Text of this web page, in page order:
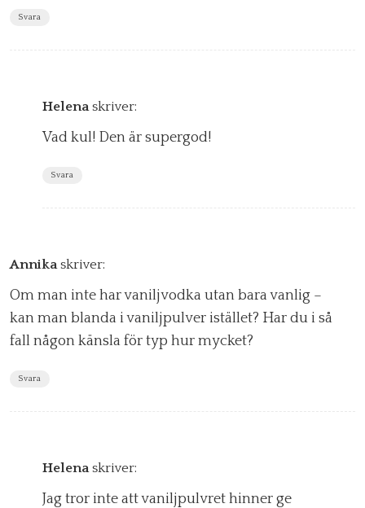
Svara
Helena skriver:
Vad kul! Den är supergod!
Svara
Annika skriver:
Om man inte har vaniljvodka utan bara vanlig –
kan man blanda i vaniljpulver istället? Har du i så
fall någon känsla för typ hur mycket?
Svara
Helena skriver:
Jag tror inte att vaniljpulvret hinner ge